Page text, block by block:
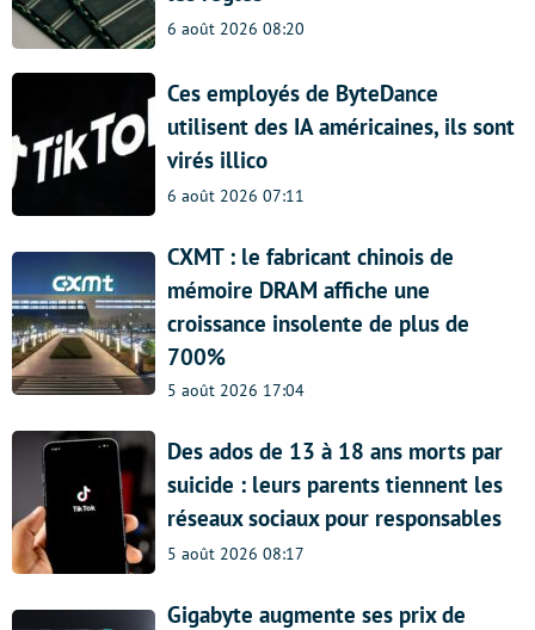
6 août 2026 08:20
Ces employés de ByteDance
utilisent des IA américaines, ils sont
virés illico
6 août 2026 07:11
CXMT : le fabricant chinois de
mémoire DRAM affiche une
croissance insolente de plus de
700%
5 août 2026 17:04
Des ados de 13 à 18 ans morts par
suicide : leurs parents tiennent les
réseaux sociaux pour responsables
5 août 2026 08:17
Gigabyte augmente ses prix de